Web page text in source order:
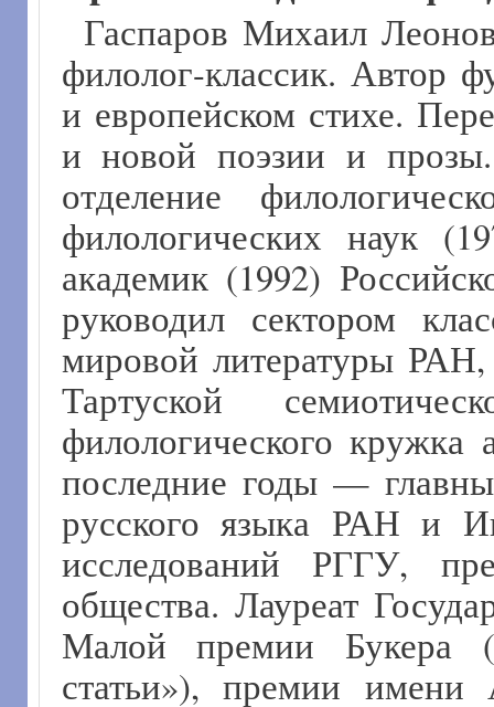
Гаспаров Михаил
филолог-классик. Автор
и европейском стихе.
и новой поэзии и прозы.
отделение
филологических наук
академик (1992)
руководил сектором
мировой литературы РАН,
Тартуской
филологического
последние годы —
русского языка РАН и
исследований РГГУ,
общества. Лауреат
Малой премии Букера
статьи»), премии